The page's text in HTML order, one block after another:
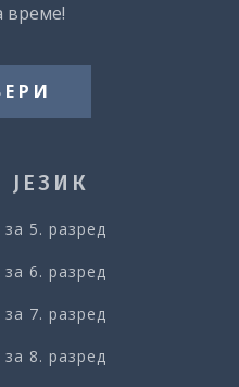
време!
ЈЕЗИК
за 5. разред
за 6. разред
за 7. разред
за 8. разред